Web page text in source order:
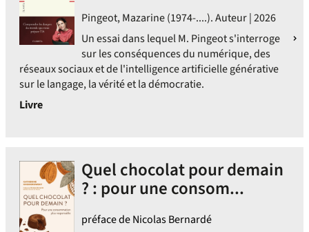
Pingeot, Mazarine (1974-....). Auteur | 2026
Un essai dans lequel M. Pingeot s'interroge
sur les conséquences du numérique, des
réseaux sociaux et de l'intelligence artificielle générative
sur le langage, la vérité et la démocratie.
Livre
Quel chocolat pour demain
? : pour une consom...
préface de Nicolas Bernardé